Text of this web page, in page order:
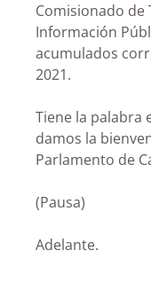
Comisionado de
Información
acumulados
2021.
Tiene la palabra
damos la
Parlamento de
(Pausa)
Adelante.